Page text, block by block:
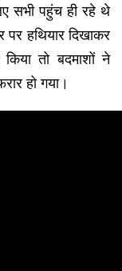
सभी पहुंच ही रहे थे
पर हथियार दिखाकर
तो बदमाशों ने
हो गया।